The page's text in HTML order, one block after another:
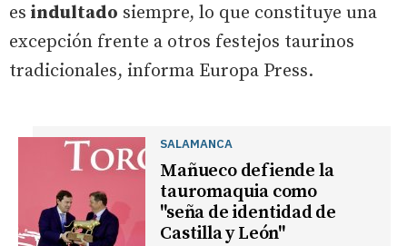
es indultado siempre, lo que constituye una
excepción frente a otros festejos taurinos
tradicionales, informa Europa Press.
SALAMANCA
Mañueco defiende la
tauromaquia como
"seña de identidad de
Castilla y León"